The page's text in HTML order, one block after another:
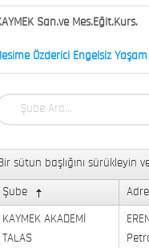
San.ve Mes.Eğit.Kurs.
Özderici Engelsiz
sütun başlığını sürükleyin
Şube
KAYMEK AKADEMİ
TALAS